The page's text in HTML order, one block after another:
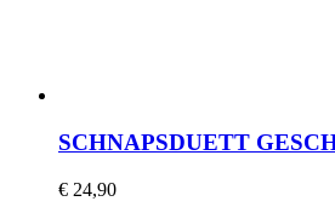
SCHNAPSDUETT
€ 24,90